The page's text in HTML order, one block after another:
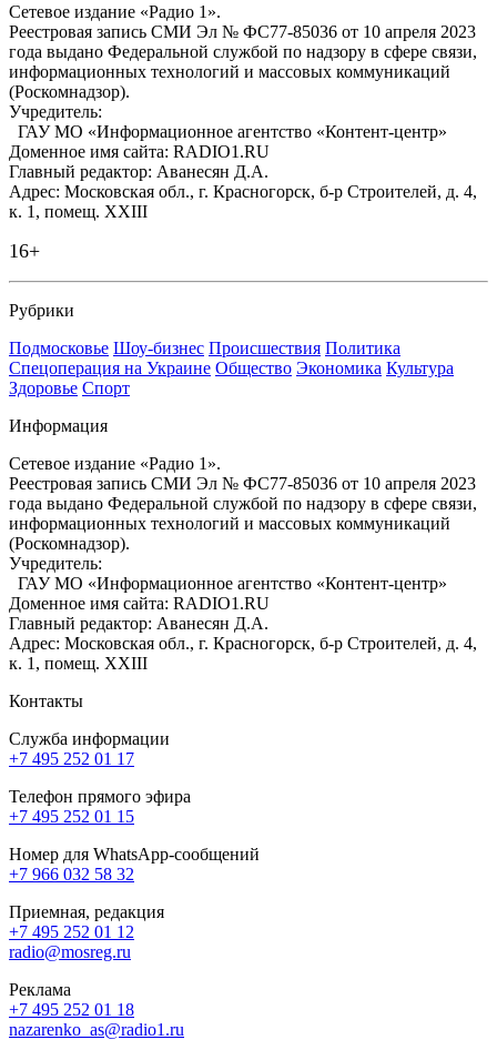
Сетевое издание «Радио 1».
Реестровая запись СМИ Эл № ФС77-85036 от 10 апреля 2023
года выдано Федеральной службой по надзору в сфере связи,
информационных технологий и массовых коммуникаций
(Роскомнадзор).
Учредитель:
ГАУ МО «Информационное агентство «Контент-центр»
Доменное имя сайта: RADIO1.RU
Главный редактор: Аванесян Д.А.
Адрес: Московская обл., г. Красногорск, б-р Строителей, д. 4,
к. 1, помещ. XXIII
16+
Рубрики
Подмосковье Шоу-бизнес Происшествия Политика
Спецоперация на Украине Общество Экономика Культура
Здоровье Спорт
Информация
Сетевое издание «Радио 1».
Реестровая запись СМИ Эл № ФС77-85036 от 10 апреля 2023
года выдано Федеральной службой по надзору в сфере связи,
информационных технологий и массовых коммуникаций
(Роскомнадзор).
Учредитель:
ГАУ МО «Информационное агентство «Контент-центр»
Доменное имя сайта: RADIO1.RU
Главный редактор: Аванесян Д.А.
Адрес: Московская обл., г. Красногорск, б-р Строителей, д. 4,
к. 1, помещ. XXIII
Контакты
Служба информации
+7 495 252 01 17
Телефон прямого эфира
+7 495 252 01 15
Номер для WhatsApp-сообщений
+7 966 032 58 32
Приемная, редакция
+7 495 252 01 12
radio@mosreg.ru
Реклама
+7 495 252 01 18
nazarenko_as@radio1.ru